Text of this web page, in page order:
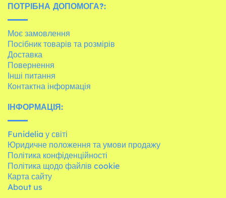
ПОТРІБНА ДОПОМОГА?:
Моє замовлення
Посібник товарів та розмірів
Доставка
Повернення
Інші питання
Контактна інформація
ІНФОРМАЦІЯ:
Funidelia у світі
Юридичне положення та умови продажу
Політика конфіденційності
Політика щодо файлів cookie
Карта сайту
About us